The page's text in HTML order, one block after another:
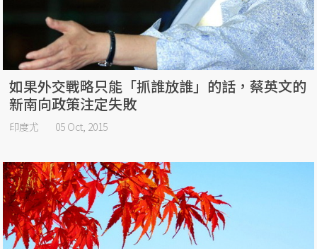
如果外交戰略只能「抓誰放誰」的話，蔡英文的
新南向政策注定失敗
印度尤 05 Oct, 2015